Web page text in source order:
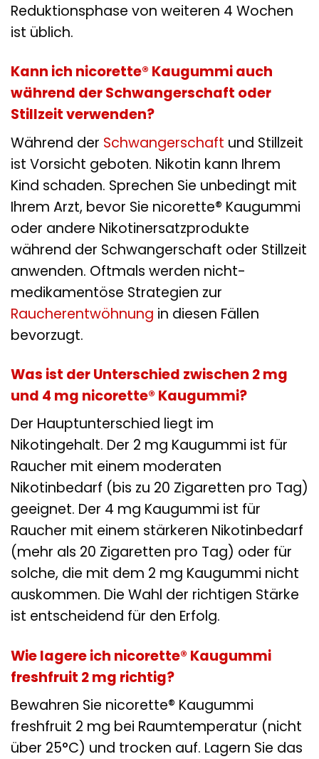
Reduktionsphase von weiteren 4 Wochen
ist üblich.
Kann ich nicorette® Kaugummi auch
während der Schwangerschaft oder
Stillzeit verwenden?
Während der Schwangerschaft und Stillzeit
ist Vorsicht geboten. Nikotin kann Ihrem
Kind schaden. Sprechen Sie unbedingt mit
Ihrem Arzt, bevor Sie nicorette® Kaugummi
oder andere Nikotinersatzprodukte
während der Schwangerschaft oder Stillzeit
anwenden. Oftmals werden nicht-
medikamentöse Strategien zur
Raucherentwöhnung in diesen Fällen
bevorzugt.
Was ist der Unterschied zwischen 2 mg
und 4 mg nicorette® Kaugummi?
Der Hauptunterschied liegt im
Nikotingehalt. Der 2 mg Kaugummi ist für
Raucher mit einem moderaten
Nikotinbedarf (bis zu 20 Zigaretten pro Tag)
geeignet. Der 4 mg Kaugummi ist für
Raucher mit einem stärkeren Nikotinbedarf
(mehr als 20 Zigaretten pro Tag) oder für
solche, die mit dem 2 mg Kaugummi nicht
auskommen. Die Wahl der richtigen Stärke
ist entscheidend für den Erfolg.
Wie lagere ich nicorette® Kaugummi
freshfruit 2 mg richtig?
Bewahren Sie nicorette® Kaugummi
freshfruit 2 mg bei Raumtemperatur (nicht
über 25°C) und trocken auf. Lagern Sie das